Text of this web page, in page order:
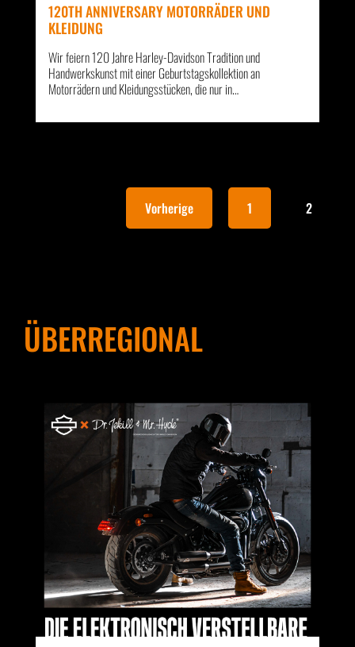
120TH ANNIVERSARY MOTORRÄDER UND
KLEIDUNG
Wir feiern 120 Jahre Harley-Davidson Tradition und
Handwerkskunst mit einer Geburtstagskollektion an
Motorrädern und Kleidungsstücken, die nur in…
Vorherige 1 2
ÜBERREGIONAL